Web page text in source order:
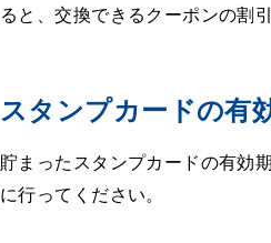
ると、交換できるクーポンの割
スタンプカードの有
貯まったスタンプカードの有効
に行ってください。